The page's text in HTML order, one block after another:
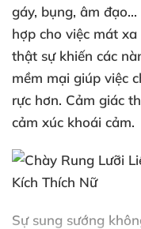
gáy, bụng, âm đạo..
hợp cho việc mát
thật sự khiến các
mềm mại giúp việc
rực hơn. Cảm giác
cảm xúc khoái cảm.
Sự sung sướng